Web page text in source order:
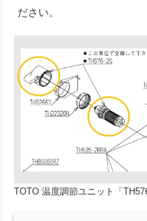
ださい。
TOTO 温度調節ユニット「